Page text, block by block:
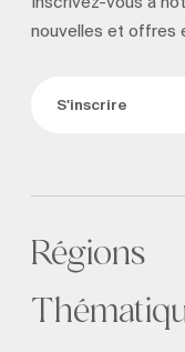
nouvelles et offres
S'inscrire
Régions